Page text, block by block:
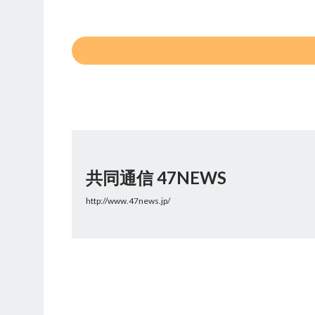
共同通信 47NEWS
http://www.47news.jp/